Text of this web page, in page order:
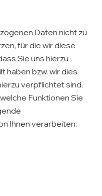
Daten nicht zu
für die wir diese
Sie uns hierzu
haben bzw. wir dies
verpflichtet sind.
Funktionen Sie
Ihnen verarbeiten: